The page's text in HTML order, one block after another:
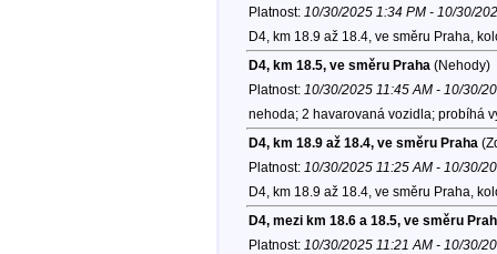
Platnost: 10/30/2025 1:34 PM - 10/30/
D4, km 18.9 až 18.4, ve směru Praha,
D4, km 18.5, ve směru Praha (Nehody)
Platnost: 10/30/2025 11:45 AM - 10/30/
nehoda; 2 havarovaná vozidla; probíhá
D4, km 18.9 až 18.4, ve směru Praha
Platnost: 10/30/2025 11:25 AM - 10/30/
D4, km 18.9 až 18.4, ve směru Praha,
D4, mezi km 18.6 a 18.5, ve směru
Platnost: 10/30/2025 11:21 AM - 10/30/